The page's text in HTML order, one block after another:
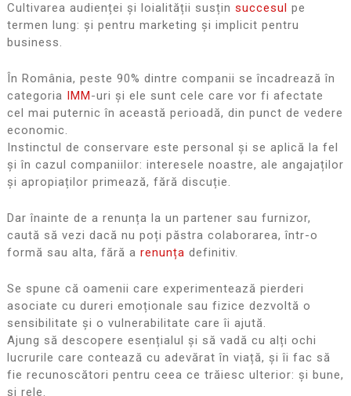
Cultivarea audienței și loialității susțin succesul pe
termen lung: și pentru marketing și implicit pentru
business.
În România, peste 90% dintre companii se încadrează în
categoria IMM-uri și ele sunt cele care vor fi afectate
cel mai puternic în această perioadă, din punct de vedere
economic.
Instinctul de conservare este personal și se aplică la fel
și în cazul companiilor: interesele noastre, ale angajaților
și apropiaților primează, fără discuție.
Dar înainte de a renunța la un partener sau furnizor,
caută să vezi dacă nu poți păstra colaborarea, într-o
formă sau alta, fără a renunța definitiv.
Se spune că oamenii care experimentează pierderi
asociate cu dureri emoționale sau fizice dezvoltă o
sensibilitate și o vulnerabilitate care îi ajută.
Ajung să descopere esențialul și să vadă cu alți ochi
lucrurile care contează cu adevărat în viață, și îi fac să
fie recunoscători pentru ceea ce trăiesc ulterior: și bune,
și rele.